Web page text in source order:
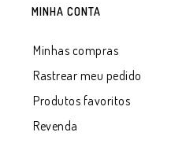
MINHA CONTA
Minhas compras
Rastrear meu pedido
Produtos favoritos
Revenda